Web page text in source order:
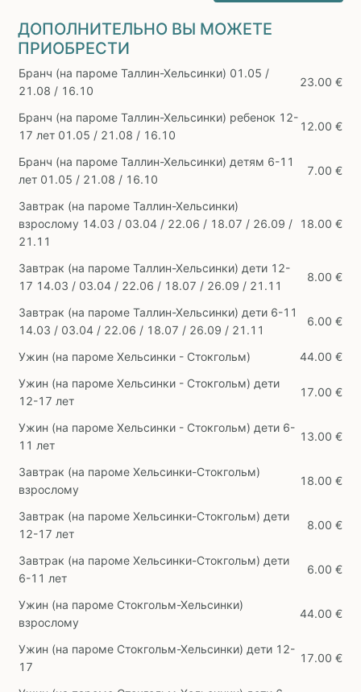
ДОПОЛНИТЕЛЬНО ВЫ МОЖЕТЕ
ПРИОБРЕСТИ
Бранч (на пароме Таллин-Хельсинки) 01.05 /
21.08 / 16.10
23.00 €
Бранч (на пароме Таллин-Хельсинки) ребенок 12-
17 лет 01.05 / 21.08 / 16.10
12.00 €
Бранч (на пароме Таллин-Хельсинки) детям 6-11
лет 01.05 / 21.08 / 16.10
7.00 €
Завтрак (на пароме Таллин-Хельсинки)
взрослому 14.03 / 03.04 / 22.06 / 18.07 / 26.09 /
21.11
18.00 €
Завтрак (на пароме Таллин-Хельсинки) дети 12-
17 14.03 / 03.04 / 22.06 / 18.07 / 26.09 / 21.11
8.00 €
Завтрак (на пароме Таллин-Хельсинки) дети 6-11
14.03 / 03.04 / 22.06 / 18.07 / 26.09 / 21.11
6.00 €
Ужин (на пароме Хельсинки - Стокгольм)
44.00 €
Ужин (на пароме Хельсинки - Стокгольм) дети
12-17 лет
17.00 €
Ужин (на пароме Хельсинки - Стокгольм) дети 6-
11 лет
13.00 €
Завтрак (на пароме Хельсинки-Стокгольм)
взрослому
18.00 €
Завтрак (на пароме Хельсинки-Стокгольм) дети
12-17 лет
8.00 €
Завтрак (на пароме Хельсинки-Стокгольм) дети
6-11 лет
6.00 €
Ужин (на пароме Стокгольм-Хельсинки)
взрослому
44.00 €
Ужин (на пароме Стокгольм-Хельсинки) дети 12-
17
17.00 €